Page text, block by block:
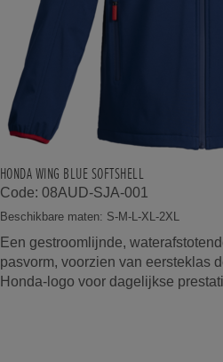
HONDA WING BLUE SOFTSHELL
Code: 08AUD-SJA-001
Beschikbare maten: S-M-L-XL-2XL
Een gestroomlijnde,
pasvorm, voorzien van eersteklas
Honda-logo voor dagelijkse